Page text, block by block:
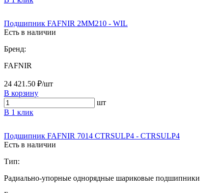
Подшипник FAFNIR 2MM210 - WIL
Есть в наличии
Бренд:
FAFNIR
24 421.50 ₽/шт
В корзину
шт
В 1 клик
Подшипник FAFNIR 7014 CTRSULP4 - CTRSULP4
Есть в наличии
Тип:
Радиально-упорные однорядные шариковые подшипники